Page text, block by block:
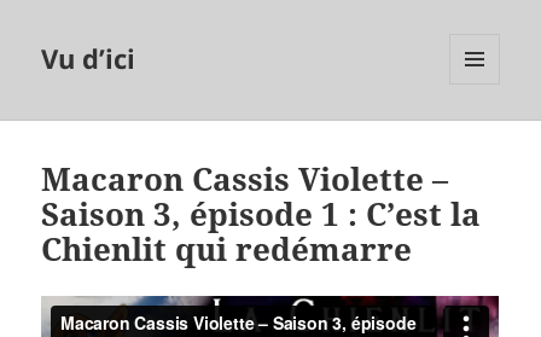
Vu d’ici
Macaron Cassis Violette –
Saison 3, épisode 1 : C’est la
Chienlit qui redémarre